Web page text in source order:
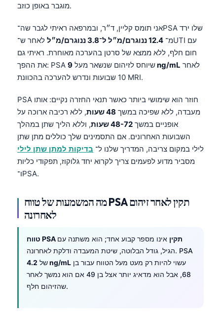
מוגבר באופן כוזב.
אני תומס קליין, ד״ר, ובמרפאה ראיתי לגבר שה־PSA שלו ירד
מ־ 12.4 ננוגרם/מ״ל ל־3.8 ננוגרם/מ״ל
לאחר ש־UTI עם
חום חלף, ללא ממצא של סרטן בהערכה מאוחרת. ראיתי גם
את ההפך: PSA שיוחס לזיהום שנשאר מעל9 ng/mL
10 שבועות ונדרש להערכה בהכוונת MRI.
PSA חוזר הוא שימושי ביותר כאשר תנאי החזרה נקיים: אותו
מעבדה, ללא שפיכה במשך 48 שעות
, ללא רכיבה ארוכה על
אופניים במשך 48-72 שעות
, וללא הליך שתן במהלך
השבועות האחרונים. אם התסמינים שלך כוללים מתן שתן
לילי במקום צריבה, המדריך שלנו ל־ בדיקות למתן שתן לילי
מסביר מדוע לפעמים צריך לקרוא יחד גלוקוז, תפקודי כליות
ו־PSA.
מה המשמעות של טווח PSA תקין לאחר זיהום
לאחרונה
טווח PSA תקין אינו מספר קבוע אחד; הוא משתנה עם
הגיל, גודל הבלוטה, שיטת המעבדה ודלקת לאחרונה. PSA
של4.2 ng/mL
68, אבל הוא מדאיג יותר אצל בן 49 אם הוא נמשך לאחר
שהזיהום חלף.